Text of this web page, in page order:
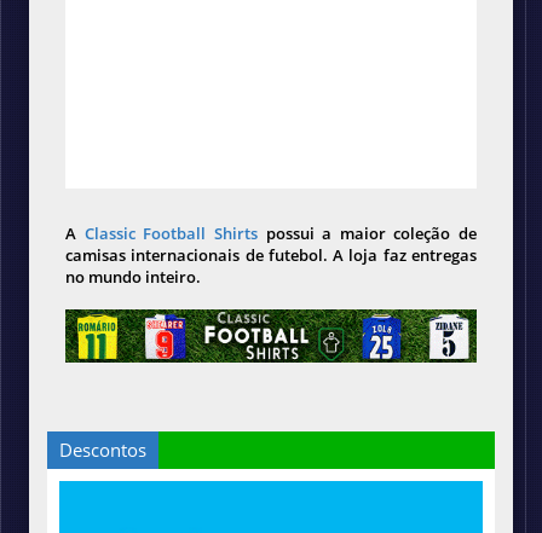
A Classic Football Shirts possui a maior coleção de
camisas internacionais de futebol. A loja faz entregas
no mundo inteiro.
Descontos